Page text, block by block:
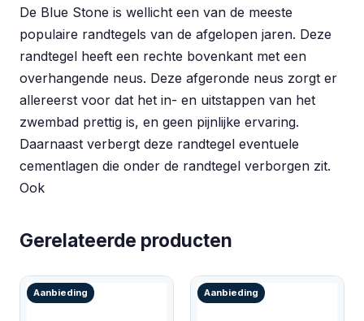
De Blue Stone is wellicht een van de meeste
populaire randtegels van de afgelopen jaren. Deze
randtegel heeft een rechte bovenkant met een
overhangende neus. Deze afgeronde neus zorgt er
allereerst voor dat het in- en uitstappen van het
zwembad prettig is, en geen pijnlijke ervaring.
Daarnaast verbergt deze randtegel eventuele
cementlagen die onder de randtegel verborgen zit.
Ook
Gerelateerde producten
Aanbieding Aanbieding